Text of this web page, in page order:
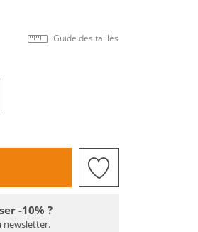
Guide des tailles
-10% ?
newsletter.